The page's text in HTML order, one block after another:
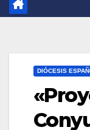
DIÓCESIS